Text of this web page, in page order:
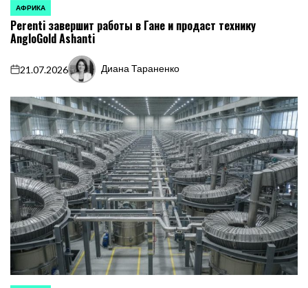
ОПУБЛИКОВАНО
В
АФРИКА
Perenti завершит работы в Гане и продаст технику
AngloGold Ashanti
on
21.07.2026
Запись
Диана Тараненко